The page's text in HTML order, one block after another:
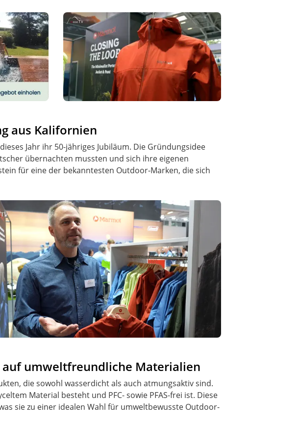
aus Kalifornien
Jahr ihr 50-jähriges Jubiläum. Die Gründungsidee
übernachten mussten und sich ihre eigenen
für eine der bekanntesten Outdoor-Marken, die sich
umweltfreundliche Materialien
die sowohl wasserdicht als auch atmungsaktiv sind.
Material besteht und PFC- sowie PFAS-frei ist. Diese
sie zu einer idealen Wahl für umweltbewusste Outdoor-